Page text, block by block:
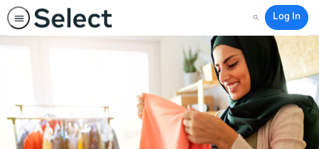
Search
Log In